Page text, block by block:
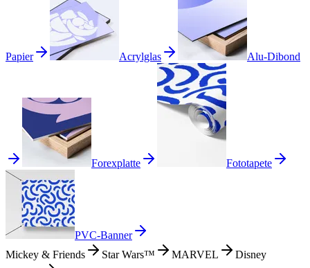
Papier Acrylglas Alu-Dibond
Forexplatte Fototapete
PVC-Banner
Mickey & Friends
Star Wars™ MARVEL
Disney